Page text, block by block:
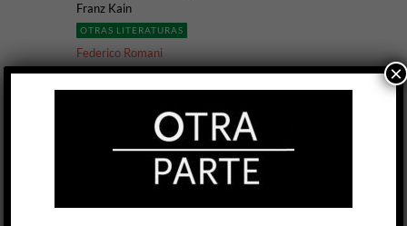
Franz Kain
OTRAS LITERATURAS
Federico Romani
26 MAR, 2015
márgenes de un pequeño acontecimiento
implica atorarse previamente con la siempre
incómoda cuestión acerca de qué formas y
estilos resultan aplicables a la conciencia
enferma del siglo XX y su infección más
×